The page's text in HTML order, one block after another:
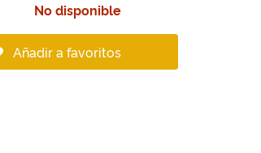
No disponible
Añadir a favoritos